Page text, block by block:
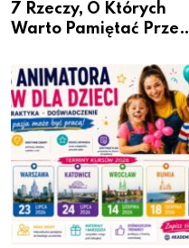
7 Rzeczy, O Których
Warto Pamiętać Przed